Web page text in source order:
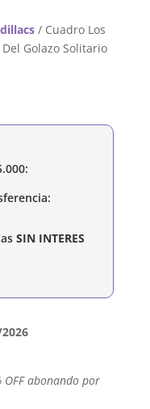
/ Cuadro Los
Golazo Solitario
:
SIN INTERES
OFF abonando por